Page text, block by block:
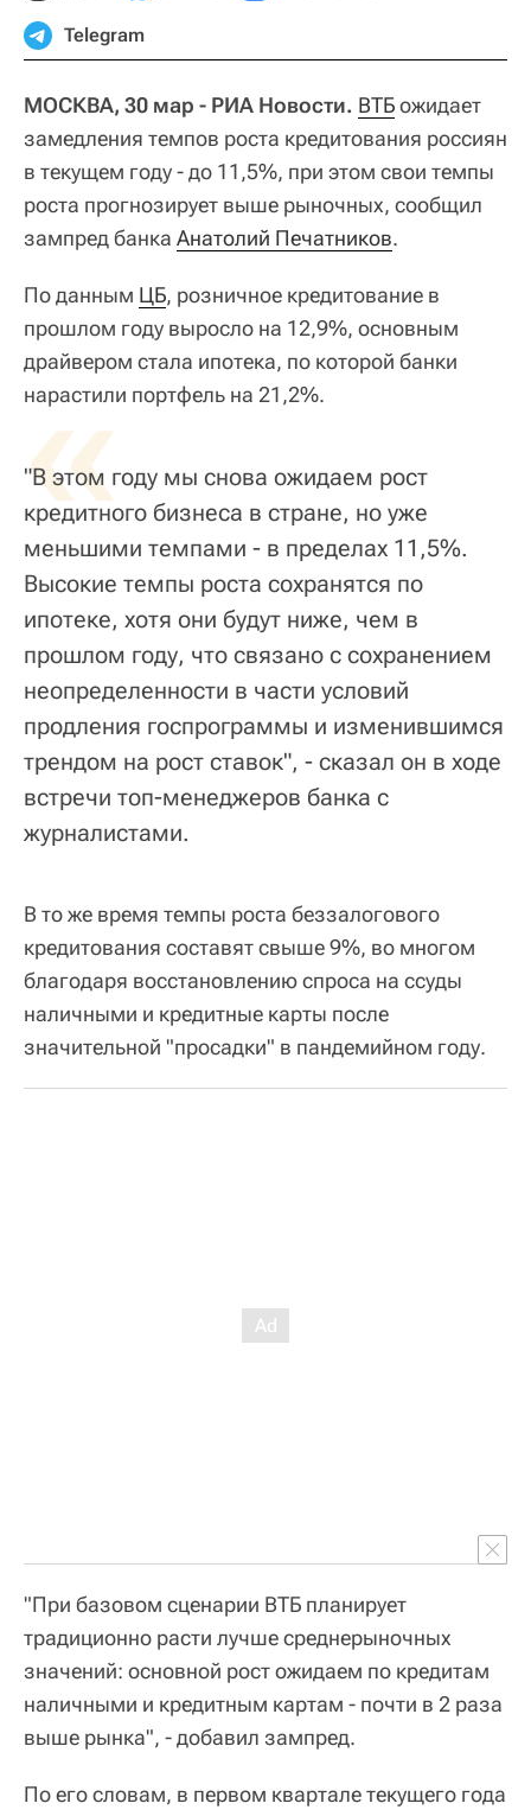
Telegram
МОСКВА, 30 мар - РИА Новости. ВТБожидает
замедления темпов роста кредитования россиян
в текущем году - до 11,5%, при этом свои темпы
роста прогнозирует выше рыночных, сообщил
зампред банка Анатолий Печатников.
По данным ЦБ, розничное кредитование в
прошлом году выросло на 12,9%, основным
драйвером стала ипотека, по которой банки
нарастили портфель на 21,2%.
«
"В этом году мы снова ожидаем рост
кредитного бизнеса в стране, но уже
меньшими темпами - в пределах 11,5%.
Высокие темпы роста сохранятся по
ипотеке, хотя они будут ниже, чем в
прошлом году, что связано с сохранением
неопределенности в части условий
продления госпрограммы и изменившимся
трендом на рост ставок", - сказал он в ходе
встречи топ-менеджеров банка с
журналистами.
В то же время темпы роста беззалогового
кредитования составят свыше 9%, во многом
благодаря восстановлению спроса на ссуды
наличными и кредитные карты после
значительной "просадки" в пандемийном году.
"При базовом сценарии ВТБ планирует
традиционно расти лучше среднерыночных
значений: основной рост ожидаем по кредитам
наличными и кредитным картам - почти в 2 раза
выше рынка", - добавил зампред.
По его словам, в первом квартале текущего года